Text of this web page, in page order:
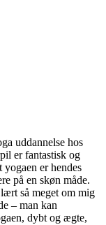
uddannelse hos
er fantastisk og
er hendes
på en skøn måde.
så meget om mig
– man kan
dybt og ægte,